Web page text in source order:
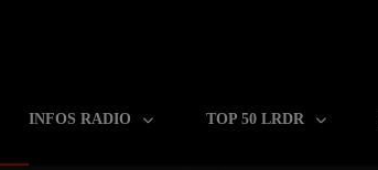
INFOS RADIO TOP 50 LRDR